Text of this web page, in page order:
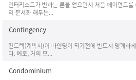
인터리스트가 변하는 론을 얻으면서 처음 페이먼트
리 문서화 해두는...
Contingency
컨트렉(계약서)이 바인딩이 되기전에 반드시 명쾌하
다. 예로, 거의 모...
Condominium